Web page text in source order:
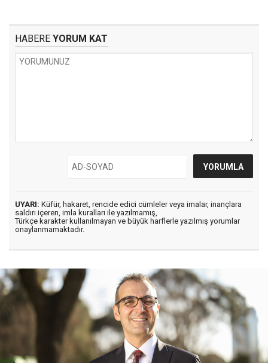
HABERE YORUM KAT
UYARI: Küfür, hakaret, rencide edici cümleler veya imalar, inançlara
saldırı içeren, imla kuralları ile yazılmamış,
Türkçe karakter kullanılmayan ve büyük harflerle yazılmış yorumlar
onaylanmamaktadır.